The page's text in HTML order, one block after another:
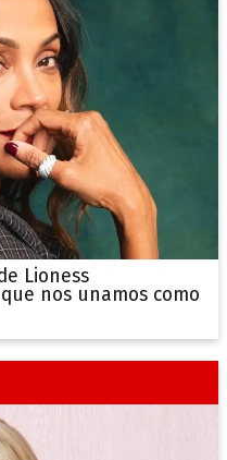
Lioness
nos unamos como